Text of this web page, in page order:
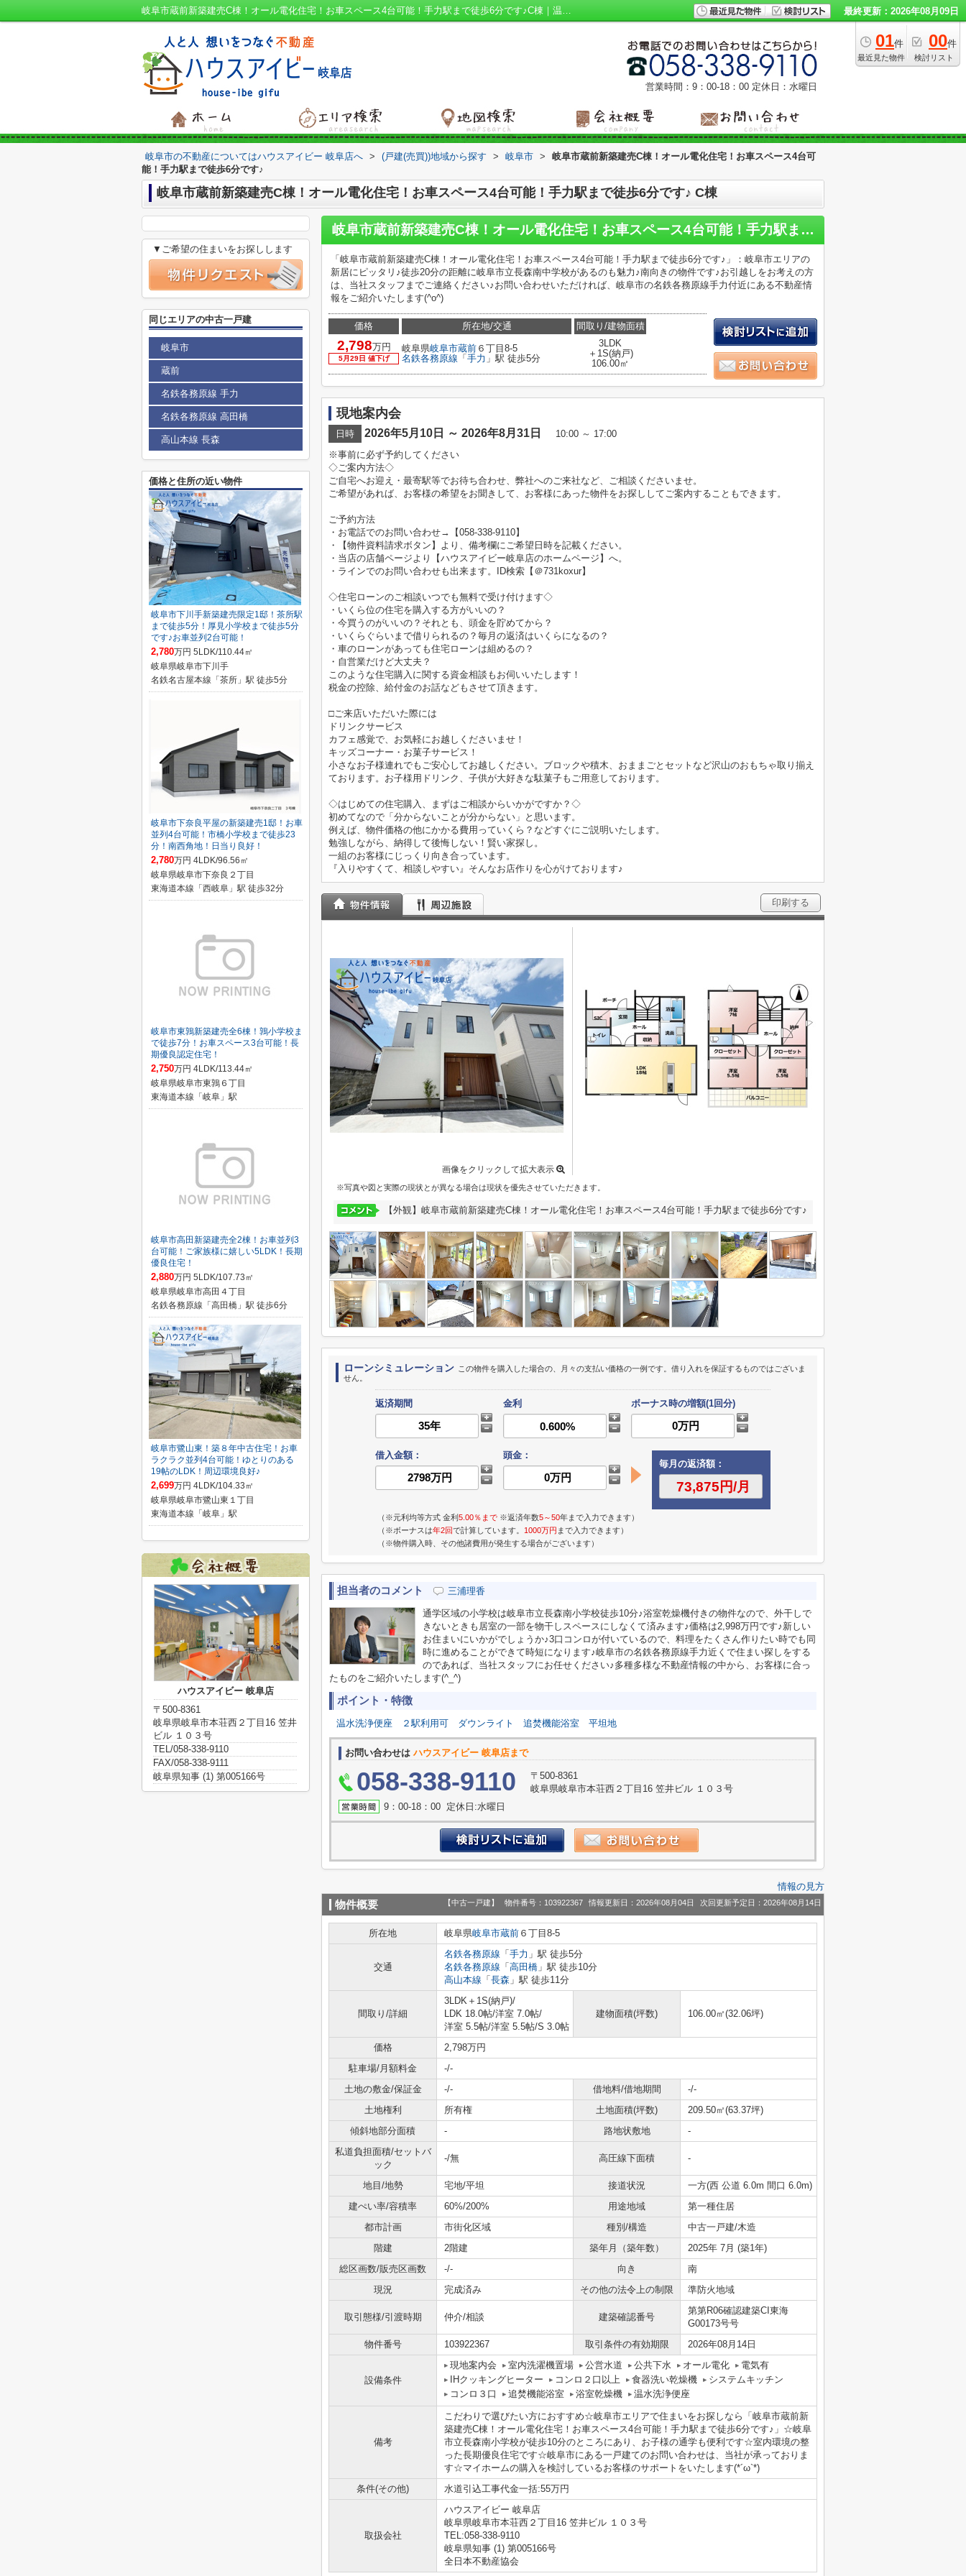
岐阜市蔵前新築建売C棟！オール電化住宅！お車スペース4台可能！手力駅まで徒歩6分です♪C棟｜温水洗浄便座 ２駅利用可 ダウンライト 追焚機能浴室 平坦地｜岐阜市の建売｜ハウスアイビー 岐阜店 最終更新：2026年08月09日
01件
最近見た物件
00件
検討リスト
営業時間：9：00‐18：00 定休日：水曜日
岐阜市の不動産についてはハウスアイビー 岐阜店へ > (戸建(売買))地域から探す > 岐阜市 >
岐阜市蔵前新築建売C棟！オール電化住宅！お車スペース4台可
能！手力駅まで徒歩6分です♪
岐阜市蔵前新築建売C棟！オール電化住宅！お車スペース4台可能！手力駅まで徒歩6分です♪ C棟
岐阜市蔵前新築建売C棟！オール電化住宅！お車スペース4台可能！手力駅まで徒歩6分です♪
「岐阜市蔵前新築建売C棟！オール電化住宅！お車スペース4台可能！手力駅まで徒歩6分です♪」：岐阜市エリアの
新居にピッタリ♪徒歩20分の距離に岐阜市立長森南中学校があるのも魅力♪南向きの物件です♪お引越しをお考えの方
は、当社スタッフまでご連絡ください♪お問い合わせいただければ、岐阜市の名鉄各務原線手力付近にある不動産情
報をご紹介いたします(^o^)
価格
2,798万円
5月29日 値下げ
所在地/交通
岐阜県岐阜市蔵前 ６丁目8-5
名鉄各務原線 「 手力 」駅 徒歩5分
間取り/建物面積
3LDK
＋1S(納戸)
106.00㎡
現地案内会
日時 2026年5月10日 ～ 2026年8月31日
10:00 ～ 17:00
※事前に必ず予約してください
◇ご案内方法◇
ご自宅へお迎え・最寄駅等でお待ち合わせ、弊社へのご来社など、ご相談くださいませ。
ご希望があれば、お客様の希望をお聞きして、お客様にあった物件をお探ししてご案内することもできます。
ご予約方法
・お電話でのお問い合わせ→【058-338-9110】
・【物件資料請求ボタン】より、備考欄にご希望日時を記載ください。
・当店の店舗ページより【ハウスアイビー岐阜店のホームページ】へ。
・ラインでのお問い合わせも出来ます。ID検索【＠731koxur】
◇住宅ローンのご相談いつでも無料で受け付けます◇
・いくら位の住宅を購入する方がいいの？
・今買うのがいいの？それとも、頭金を貯めてから？
・いくらぐらいまで借りられるの？毎月の返済はいくらになるの？
・車のローンがあっても住宅ローンは組めるの？
・自営業だけど大丈夫？
このような住宅購入に関する資金相談もお伺いいたします！
税金の控除、給付金のお話などもさせて頂きます。
□ご来店いただいた際には
ドリンクサービス
カフェ感覚で、お気軽にお越しくださいませ！
キッズコーナー・お菓子サービス！
小さなお子様連れでもご安心してお越しください。ブロックや積木、おままごとセットなど沢山のおもちゃ取り揃え
ております。お子様用ドリンク、子供が大好きな駄菓子もご用意しております。
◇はじめての住宅購入、まずはご相談からいかがですか？◇
初めてなので「分からないことが分からない」と思います。
例えば、物件価格の他にかかる費用っていくら？などすぐにご説明いたします。
勉強しながら、納得して後悔しない！賢い家探し。
一組のお客様にじっくり向き合っています。
『入りやすくて、相談しやすい』そんなお店作りを心がけております♪
印刷する
画像をクリックして拡大表示
※写真や図と実際の現状とが異なる場合は現状を優先させていただきます。
【外観】岐阜市蔵前新築建売C棟！オール電化住宅！お車スペース4台可能！手力駅まで徒歩6分です♪
ローンシミュレーション この物件を購入した場合の、月々の支払い価格の一例です。借り入れを保証するものではございま
せん。
返済期間 金利 ボーナス時の増額(1回分)
借入金額：
頭金：
毎月の返済額：
（※元利均等方式 金利5.00％まで ※返済年数5～50年まで入力できます）
（※ボーナスは年2回で計算しています。 1000万円 まで入力できます）
（※物件購入時、その他諸費用が発生する場合がございます）
担当者のコメント 三浦理香
通学区域の小学校は岐阜市立長森南小学校徒歩10分♪浴室乾燥機付きの物件なので、外干しで
きないときも居室の一部を物干しスペースにしなくて済みます♪価格は2,998万円です♪新しい
お住まいにいかがでしょうか♪3口コンロが付いているので、料理をたくさん作りたい時でも同
時に進めることができて時短になります♪岐阜市の名鉄各務原線手力近くで住まい探しをする
のであれば、当社スタッフにお任せください♪多種多様な不動産情報の中から、お客様に合っ
たものをご紹介いたします(^_^)
ポイント・特徴
温水洗浄便座 ２駅利用可 ダウンライト 追焚機能浴室 平坦地
お問い合わせは ハウスアイビー 岐阜店まで
058-338-9110
〒500-8361
岐阜県岐阜市本荘西２丁目16 笠井ビル １０３号
9：00‐18：00 定休日:水曜日
情報の見方
物件概要 【中古一戸建】 物件番号：103922367 情報更新日：2026年08月04日 次回更新予定日：2026年08月14日
所在地 岐阜県岐阜市蔵前 ６丁目8-5
交通
名鉄各務原線 「 手力 」駅 徒歩5分
名鉄各務原線 「 高田橋 」駅 徒歩10分
高山本線 「 長森 」駅 徒歩11分
間取り/詳細
3LDK＋1S(納戸)/
LDK 18.0帖/洋室 7.0帖/
洋室 5.5帖/洋室 5.5帖/S 3.0帖
建物面積(坪数) 106.00㎡(32.06坪)
価格
2,798万円
駐車場/月額料金
-/-
土地の敷金/保証金
-/- 借地料/借地期間
-/-
土地権利
所有権 土地面積(坪数)
209.50㎡(63.37坪)
傾斜地部分面積
- 路地状敷地
-
私道負担面積/セットバ
ック
-/無 高圧線下面積 -
地目/地勢 宅地/平坦 接道状況
一方(西 公道 6.0m 間口 6.0m)
建ぺい率/容積率
60%/200% 用途地域
第一種住居
都市計画
市街化区域 種別/構造
中古一戸建/木造
階建
2階建 築年月（築年数）
2025年 7月 (築1年)
総区画数/販売区画数
-/- 向き
南
現況
完成済み その他の法令上の制限 準防火地域
取引態様/引渡時期 仲介/相談 建築確認番号
第第R06確認建築CI東海
G00173号号
物件番号
103922367 取引条件の有効期限 2026年08月14日
設備条件
現地案内会 室内洗濯機置場 公営水道 公共下水 オール電化
電気有
IHクッキングヒーター
コンロ２口以上 食器洗い乾燥機
システムキッチン
コンロ３口
追焚機能浴室 浴室乾燥機 温水洗浄便座
備考
こだわりで選びたい方におすすめ☆岐阜市エリアで住まいをお探しなら「岐阜市蔵前新
築建売C棟！オール電化住宅！お車スペース4台可能！手力駅まで徒歩6分です♪」☆岐阜
市立長森南小学校が徒歩10分のところにあり、お子様の通学も便利です☆室内環境の整
った長期優良住宅です☆岐阜市にある一戸建てのお問い合わせは、当社が承っておりま
す☆マイホームの購入を検討しているお客様のサポートをいたします(*´ω`*)
条件(その他)
水道引込工事代金一括:55万円
取扱会社
ハウスアイビー 岐阜店
岐阜県岐阜市本荘西２丁目16 笠井ビル １０３号
TEL:058-338-9110
岐阜県知事 (1) 第005166号
全日本不動産協会
▼ご希望の住まいをお探しします
同じエリアの中古一戸建
岐阜市
蔵前
名鉄各務原線 手力
名鉄各務原線 高田橋
高山本線 長森
価格と住所の近い物件
岐阜市下川手新築建売限定1邸！茶所駅
まで徒歩5分！厚見小学校まで徒歩5分
です♪お車並列2台可能！
2,780万円 5LDK/110.44㎡
岐阜県岐阜市下川手
名鉄名古屋本線「茶所」駅 徒歩5分
岐阜市下奈良平屋の新築建売1邸！お車
並列4台可能！市橋小学校まで徒歩23
分！南西角地！日当り良好！
2,780万円 4LDK/96.56㎡
岐阜県岐阜市下奈良２丁目
東海道本線「西岐阜」駅 徒歩32分
岐阜市東鶉新築建売全6棟！鶉小学校ま
で徒歩7分！お車スペース3台可能！長
期優良認定住宅！
2,750万円 4LDK/113.44㎡
岐阜県岐阜市東鶉６丁目
東海道本線「岐阜」駅
岐阜市高田新築建売全2棟！お車並列3
台可能！ご家族様に嬉しい5LDK！長期
優良住宅！
2,880万円 5LDK/107.73㎡
岐阜県岐阜市高田４丁目
名鉄各務原線「高田橋」駅 徒歩6分
岐阜市鷺山東！築８年中古住宅！お車
ラクラク並列4台可能！ゆとりのある
19帖のLDK！周辺環境良好♪
2,699万円 4LDK/104.33㎡
岐阜県岐阜市鷺山東１丁目
東海道本線「岐阜」駅
ハウスアイビー 岐阜店
〒500-8361
岐阜県岐阜市本荘西２丁目16 笠井
ビル １０３号
TEL/058-338-9110
FAX/058-338-9111
岐阜県知事 (1) 第005166号